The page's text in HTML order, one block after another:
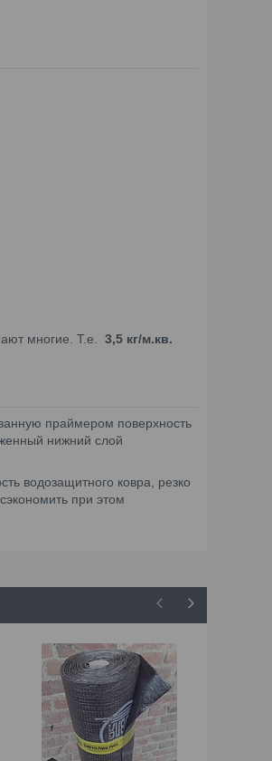
многие. Т.е. 3,5 кг/м.кв.
праймером поверхность
нижний слой
водозащитного ковра, резко
при этом